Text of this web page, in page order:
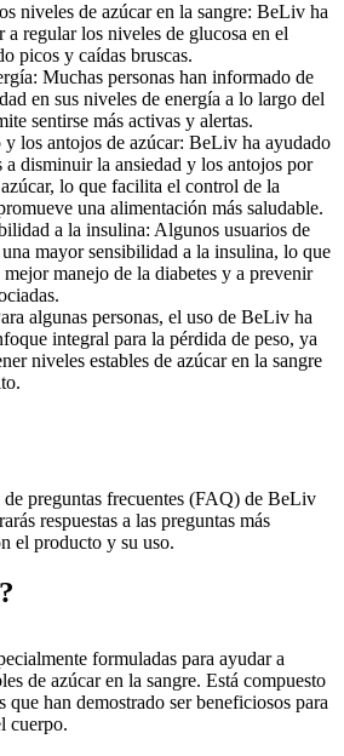
niveles de azúcar en la sangre: BeLiv ha
a regular los niveles de glucosa en el
picos y caídas bruscas.
Muchas personas han informado de
en sus niveles de energía a lo largo del
sentirse más activas y alertas.
los antojos de azúcar: BeLiv ha ayudado
a disminuir la ansiedad y los antojos por
lo que facilita el control de la
una alimentación más saludable.
a la insulina: Algunos usuarios de
mayor sensibilidad a la insulina, lo que
manejo de la diabetes y a prevenir
algunas personas, el uso de BeLiv ha
integral para la pérdida de peso, ya
niveles estables de azúcar en la sangre
preguntas frecuentes (FAQ) de BeLiv
respuestas a las preguntas más
el producto y su uso.
formuladas para ayudar a
de azúcar en la sangre. Está compuesto
que han demostrado ser beneficiosos para
cuerpo.